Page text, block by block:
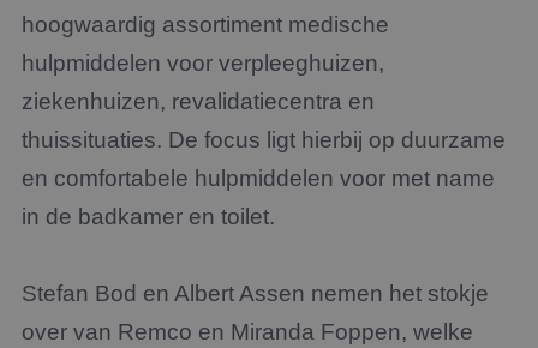
hoogwaardig assortiment medische
hulpmiddelen voor verpleeghuizen,
ziekenhuizen, revalidatiecentra en
thuissituaties. De focus ligt hierbij op duurzame
en comfortabele hulpmiddelen voor met name
in de badkamer en toilet.
Stefan Bod en Albert Assen nemen het stokje
over van Remco en Miranda Foppen, welke